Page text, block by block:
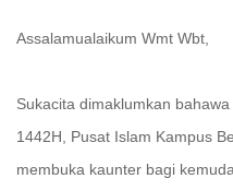
Assalamualaikum Wmt Wbt,
Sukacita dimaklumkan
1442H, Pusat Islam Kampus
membuka kaunter bagi